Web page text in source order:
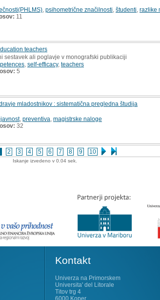
2 3 4 5 6 7 8 9 10
psihometrične značilnosti študenti razlike
11
teachers
sestavek ali poglavje v monografski publikaciji
self-efficacy, teachers
5
mladostnikov : sistematična pregledna študija
, preventiva magistrske naloge
32
Iskanje izvedeno v 0.04 sek.
Kontakt
Univerza na Primorskem
Universita' del Litorale
Titov trg 4